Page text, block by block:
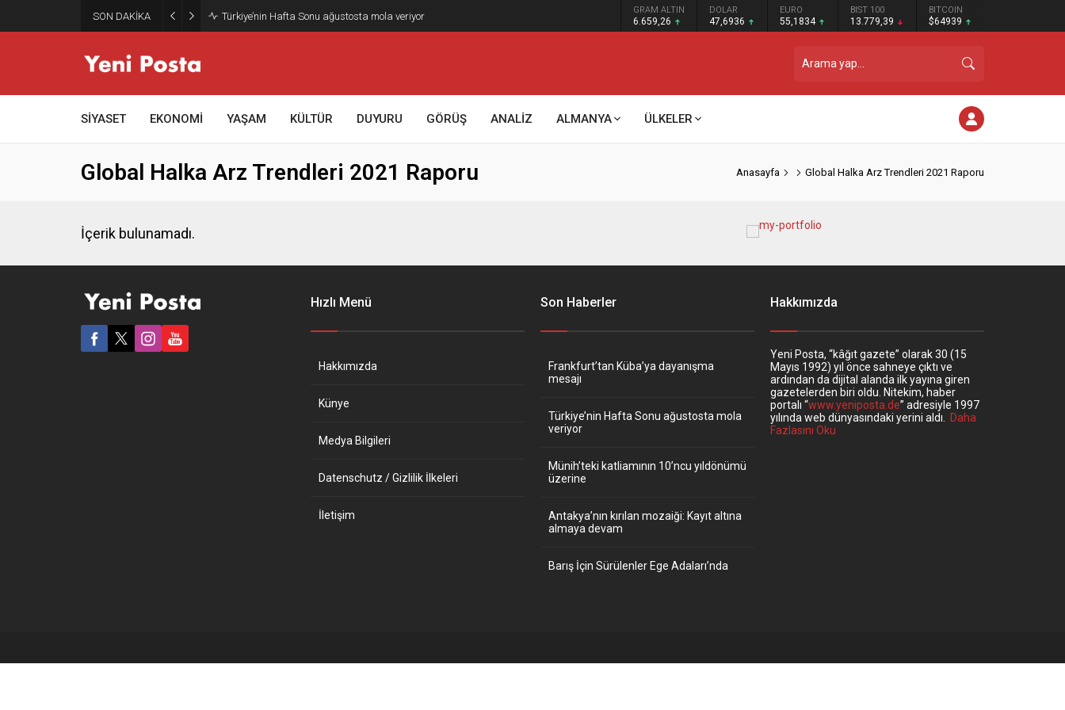
SON DAKİKA Türkiye’nin Hafta Sonu ağustosta mola veriyor GRAM ALTIN
6.659,26
DOLAR
47,6936
EURO
55,1834
BIST 100
13.779,39
BITCOIN
$64939
SİYASET EKONOMİ YAŞAM KÜLTÜR DUYURU GÖRÜŞ ANALİZ ALMANYA ÜLKELER
Global Halka Arz Trendleri 2021 Raporu Anasayfa Global Halka Arz Trendleri 2021 Raporu
İçerik bulunamadı.
Hızlı Menü
Hakkımızda
Künye
Medya Bilgileri
Datenschutz / Gizlilik İlkeleri
İletişim
Son Haberler
Frankfurt’tan Küba’ya dayanışma
mesajı
Türkiye’nin Hafta Sonu ağustosta mola
veriyor
Münih’teki katliamının 10’ncu yıldönümü
üzerine
Antakya’nın kırılan mozaiği: Kayıt altına
almaya devam
Barış İçin Sürülenler Ege Adaları’nda
Hakkımızda
Yeni Posta, “kâğıt gazete” olarak 30 (15
Mayıs 1992) yıl önce sahneye çıktı ve
ardından da dijital alanda ilk yayına giren
gazetelerden biri oldu. Nitekim, haber
portalı “www.yeniposta.de” adresiyle 1997
yılında web dünyasındaki yerini aldı.
Daha
Fazlasını Oku